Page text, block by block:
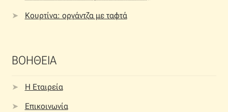
Κουρτίνα: οργάντζα με ταφτά
ΒΟΗΘΕΙΑ
Η Εταιρεία
Επικοινωνία